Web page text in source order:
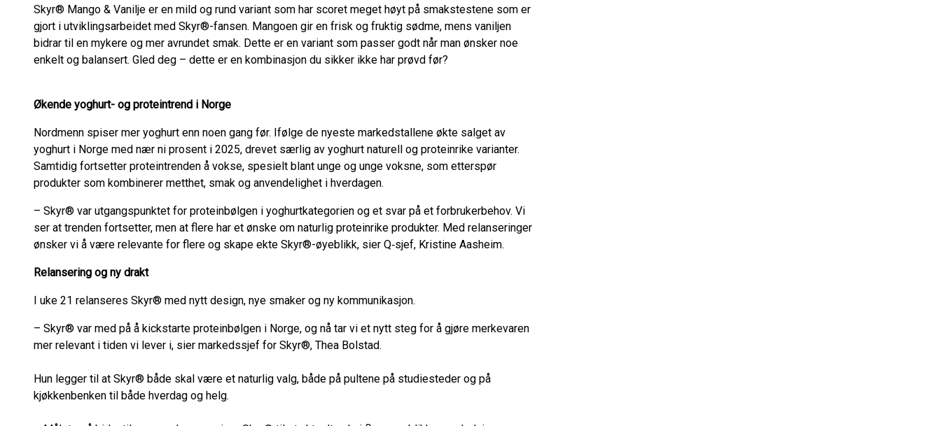
Skyr® Mango & Vanilje er en mild og rund variant som har scoret meget høyt på smakstestene som er
gjort i utviklingsarbeidet med Skyr®-fansen. Mangoen gir en frisk og fruktig sødme, mens vaniljen
bidrar til en mykere og mer avrundet smak. Dette er en variant som passer godt når man ønsker noe
enkelt og balansert. Gled deg – dette er en kombinasjon du sikker ikke har prøvd før?
Økende yoghurt- og proteintrend i Norge
Nordmenn spiser mer yoghurt enn noen gang før. Ifølge de nyeste markedstallene økte salget av
yoghurt i Norge med nær ni prosent i 2025, drevet særlig av yoghurt naturell og proteinrike varianter.
Samtidig fortsetter proteintrenden å vokse, spesielt blant unge og unge voksne, som etterspør
produkter som kombinerer metthet, smak og anvendelighet i hverdagen.
– Skyr® var utgangspunktet for proteinbølgen i yoghurtkategorien og et svar på et forbrukerbehov. Vi
ser at trenden fortsetter, men at flere har et ønske om naturlig proteinrike produkter. Med relanseringer
ønsker vi å være relevante for flere og skape ekte Skyr®-øyeblikk, sier Q‑sjef, Kristine Aasheim.
Relansering og ny drakt
I uke 21 relanseres Skyr® med nytt design, nye smaker og ny kommunikasjon.
– Skyr® var med på å kickstarte proteinbølgen i Norge, og nå tar vi et nytt steg for å gjøre merkevaren
mer relevant i tiden vi lever i, sier markedssjef for Skyr®, Thea Bolstad.
Hun legger til at Skyr® både skal være et naturlig valg, både på pultene på studiesteder og på
kjøkkenbenken til både hverdag og helg.